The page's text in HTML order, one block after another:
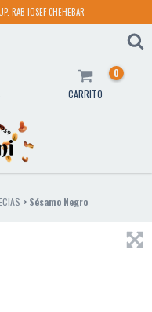
RAB IOSEF CHEHEBAR
CARRITO
0
> Sésamo Negro